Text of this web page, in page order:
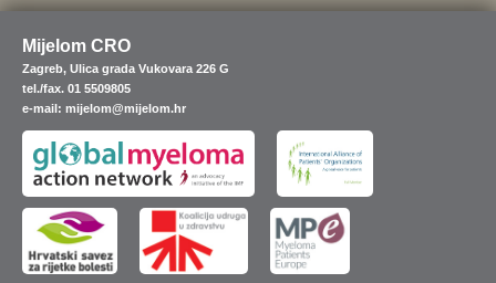
Mijelom CRO
Zagreb, Ulica grada Vukovara 226 G
tel./fax. 01 5509805
e-mail: mijelom@mijelom.hr